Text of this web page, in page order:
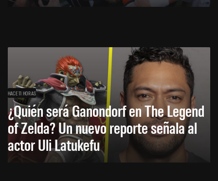
HACE 11 HORAS
¿Quién será Ganondorf en The Legend
of Zelda? Un nuevo reporte señala al
actor Uli Latukefu